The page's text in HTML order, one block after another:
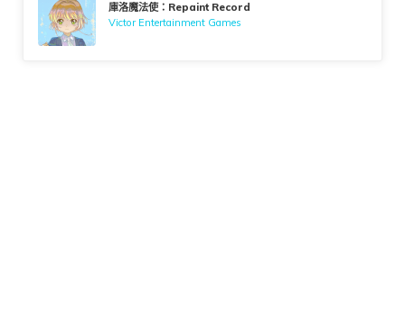
庫洛魔法使：Repaint Record
Victor Entertainment Games